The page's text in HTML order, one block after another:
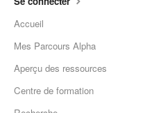
Accueil
Mes Parcours Alpha
Aperçu des ressources
Centre de formation